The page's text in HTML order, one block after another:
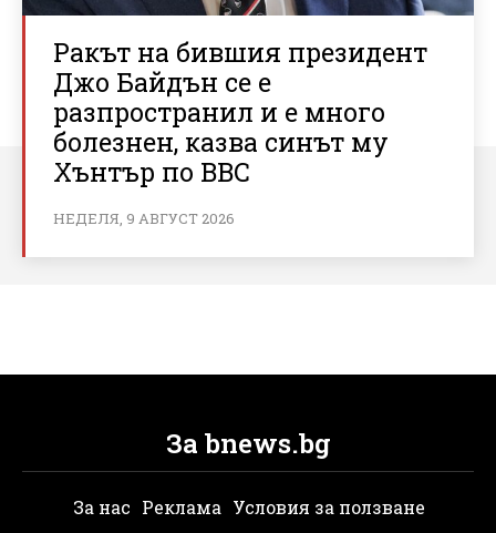
Ракът на бившия президент
Джо Байдън се е
разпространил и е много
болезнен, казва синът му
Хънтър по BBC
НЕДЕЛЯ, 9 АВГУСТ 2026
За bnews.bg
За нас Реклама Условия за ползване